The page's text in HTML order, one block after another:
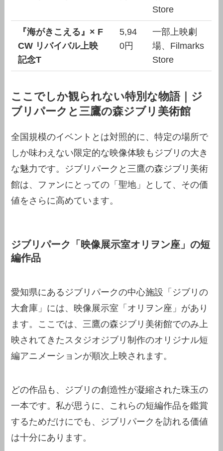
Store
『海がきこえる』× F
CW リバイバル上映
記念T
5,94
0円
一部上映劇
場、Filmarks
Store
ここでしか観られない特別な物語｜ジ
ブリパークと三鷹の森ジブリ美術館
全国規模のイベントとは対照的に、特定の場所で
しか味わえない限定的な映像体験もジブリの大き
な魅力です。ジブリパークと三鷹の森ジブリ美術
館は、ファンにとっての「聖地」として、その価
値をさらに高めています。
ジブリパーク「映像展示室オリヲン座」の短
編作品
愛知県にあるジブリパークの中心施設「ジブリの
大倉庫」には、映像展示室「オリヲン座」があり
ます。ここでは、三鷹の森ジブリ美術館でのみ上
映されてきたスタジオジブリ制作のオリジナル短
編アニメーションが順次上映されます。
どの作品も、ジブリの創造性が凝縮された珠玉の
一本です。私が思うに、これらの短編作品を鑑賞
するためだけにでも、ジブリパークを訪れる価値
は十分にあります。